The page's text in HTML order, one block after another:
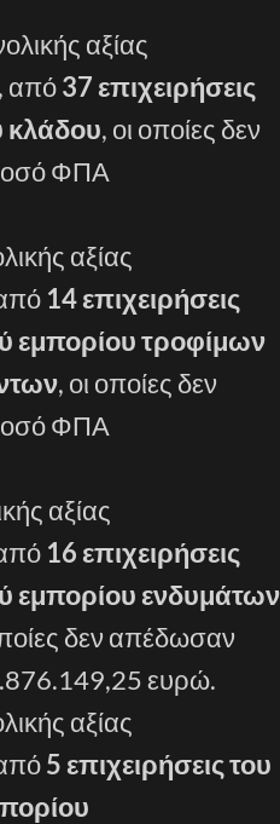
αξίας
από37 επιχειρήσεις
κλάδου, οι οποίες δεν
ΦΠΑ
αξίας
14 επιχειρήσεις
εμπορίου τροφίμων
, οι οποίες δεν
ΦΠΑ
αξίας
16 επιχειρήσεις
εμπορίου ενδυμάτων
δεν απέδωσαν
ευρώ.
αξίας
5 επιχειρήσεις του